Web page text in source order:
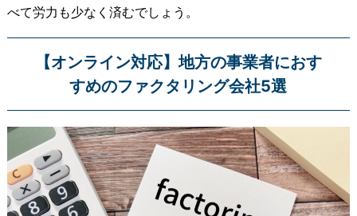
べて労力も少なく済むでしょう。
【オンライン対応】地方の事業者におす
すめのファクタリング会社5選